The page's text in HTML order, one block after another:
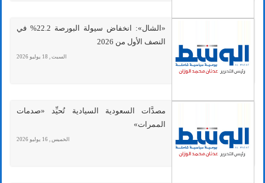
«الشال»: انخفاض سيولة البورصة 22.2% في
النصف الأول من 2026
السبت , 18 يوليو 2026
مصدَّات السعودية السيادية تُحيِّد «صدمات
الممرات»
الخميس , 16 يوليو 2026